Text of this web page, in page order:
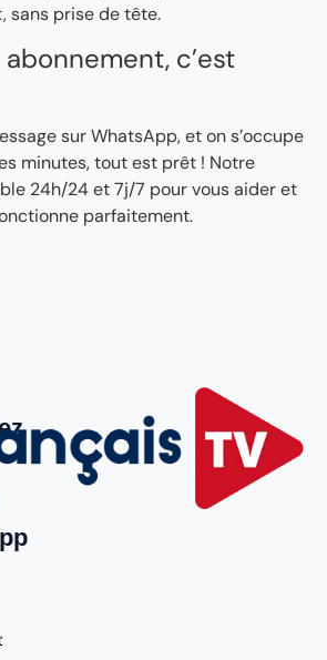
sans prise de tête.
c’est
sur WhatsApp, et on s’occupe
minutes, tout est prêt ! Notre
24h/24 et 7j/7 pour vous aider et
parfaitement.